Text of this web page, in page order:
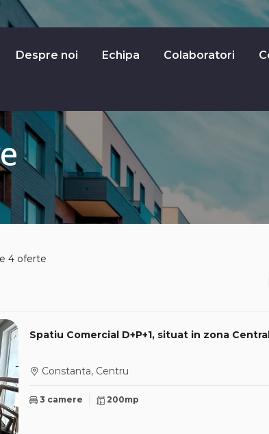
Despre noi Echipa Colaboratori
4 oferte
Spatiu Comercial D+P+1, situat in zona
Constanta, Centru
3 camere 200mp